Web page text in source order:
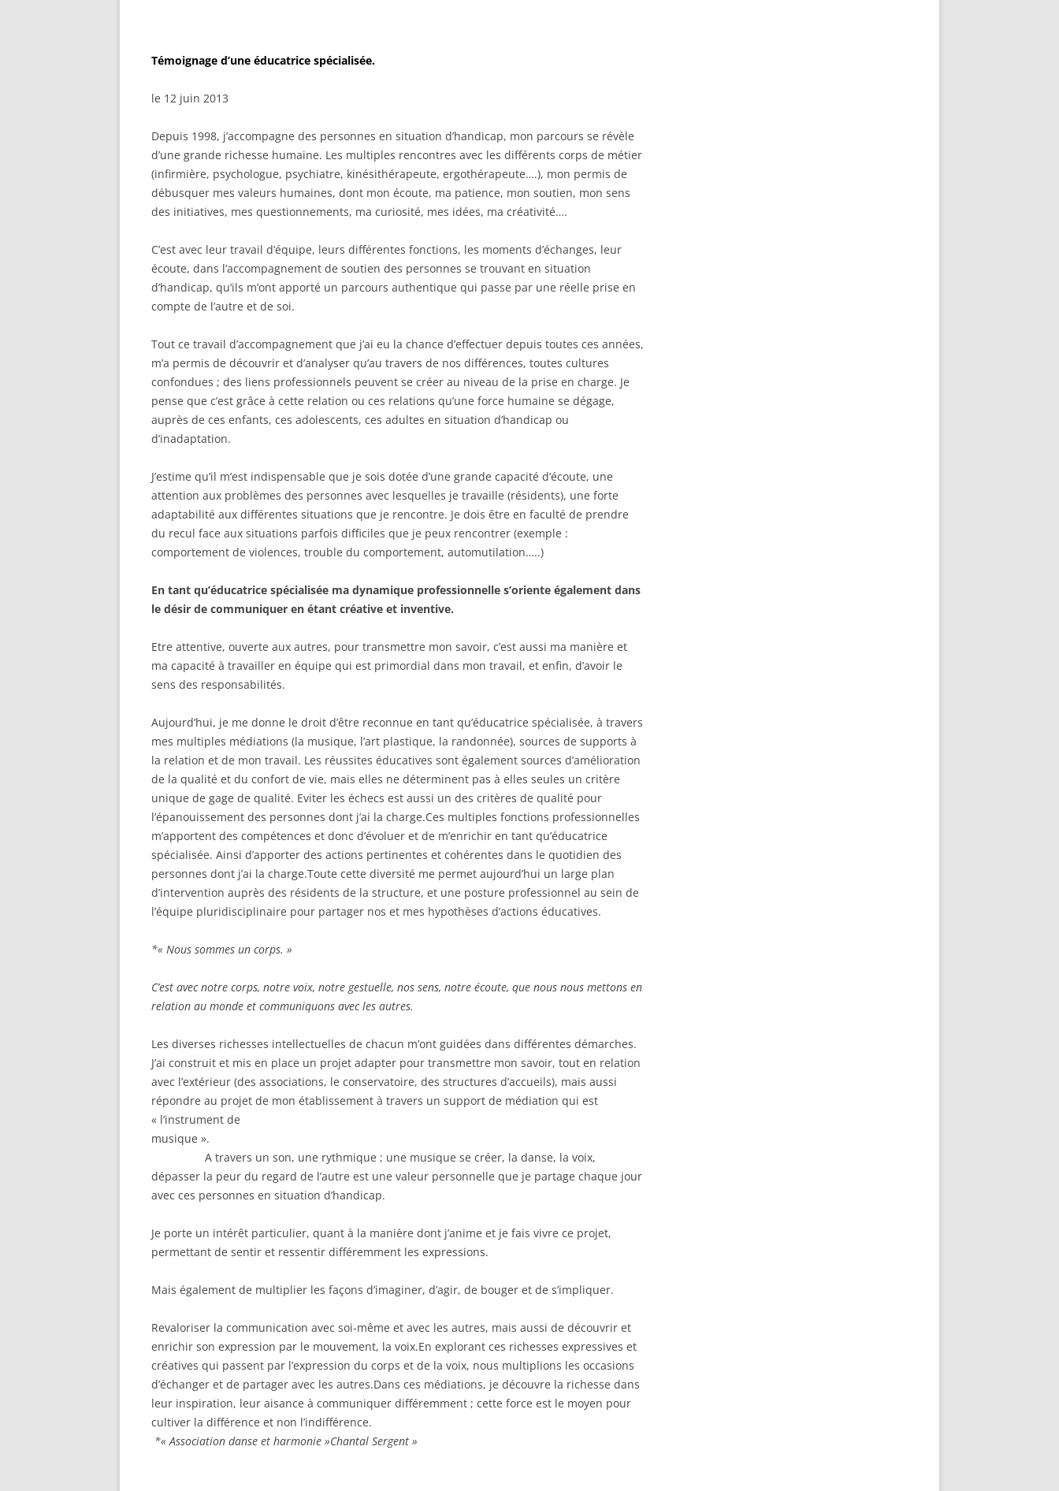
Témoignage d’une éducatrice spécialisée.
le 12 juin 2013
Depuis 1998, j’accompagne des personnes en situation d’handicap, mon parcours se révèle
d’une grande richesse humaine. Les multiples rencontres avec les différents corps de métier
(infirmière, psychologue, psychiatre, kinésithérapeute, ergothérapeute….), mon permis de
débusquer mes valeurs humaines, dont mon écoute, ma patience, mon soutien, mon sens
des initiatives, mes questionnements, ma curiosité, mes idées, ma créativité….
C’est avec leur travail d’équipe, leurs différentes fonctions, les moments d’échanges, leur
écoute, dans l’accompagnement de soutien des personnes se trouvant en situation
d’handicap, qu’ils m’ont apporté un parcours authentique qui passe par une réelle prise en
compte de l’autre et de soi.
Tout ce travail d’accompagnement que j’ai eu la chance d’effectuer depuis toutes ces années,
m’a permis de découvrir et d’analyser qu’au travers de nos différences, toutes cultures
confondues ; des liens professionnels peuvent se créer au niveau de la prise en charge. Je
pense que c’est grâce à cette relation ou ces relations qu’une force humaine se dégage,
auprès de ces enfants, ces adolescents, ces adultes en situation d’handicap ou
d’inadaptation.
J’estime qu’il m’est indispensable que je sois dotée d’une grande capacité d’écoute, une
attention aux problèmes des personnes avec lesquelles je travaille (résidents), une forte
adaptabilité aux différentes situations que je rencontre. Je dois être en faculté de prendre
du recul face aux situations parfois difficiles que je peux rencontrer (exemple :
comportement de violences, trouble du comportement, automutilation…..)
En tant qu’éducatrice spécialisée ma dynamique professionnelle s’oriente également dans
le désir de communiquer en étant créative et inventive.
Etre attentive, ouverte aux autres, pour transmettre mon savoir, c’est aussi ma manière et
ma capacité à travailler en équipe qui est primordial dans mon travail, et enfin, d’avoir le
sens des responsabilités.
Aujourd’hui, je me donne le droit d’être reconnue en tant qu’éducatrice spécialisée, à travers
mes multiples médiations (la musique, l’art plastique, la randonnée), sources de supports à
la relation et de mon travail. Les réussites éducatives sont également sources d’amélioration
de la qualité et du confort de vie, mais elles ne déterminent pas à elles seules un critère
unique de gage de qualité. Eviter les échecs est aussi un des critères de qualité pour
l’épanouissement des personnes dont j’ai la charge.Ces multiples fonctions professionnelles
m’apportent des compétences et donc d’évoluer et de m’enrichir en tant qu’éducatrice
spécialisée. Ainsi d’apporter des actions pertinentes et cohérentes dans le quotidien des
personnes dont j’ai la charge.Toute cette diversité me permet aujourd’hui un large plan
d’intervention auprès des résidents de la structure, et une posture professionnel au sein de
l’équipe pluridisciplinaire pour partager nos et mes hypothèses d’actions éducatives.
*« Nous sommes un corps. »
C’est avec notre corps, notre voix, notre gestuelle, nos sens, notre écoute, que nous nous mettons en
relation au monde et communiquons avec les autres.
Les diverses richesses intellectuelles de chacun m’ont guidées dans différentes démarches.
J’ai construit et mis en place un projet adapter pour transmettre mon savoir, tout en relation
avec l’extérieur (des associations, le conservatoire, des structures d’accueils), mais aussi
répondre au projet de mon établissement à travers un support de médiation qui est
« l’instrument de
musique ».
A travers un son, une rythmique ; une musique se créer, la danse, la voix,
dépasser la peur du regard de l’autre est une valeur personnelle que je partage chaque jour
avec ces personnes en situation d’handicap.
Je porte un intérêt particulier, quant à la manière dont j’anime et je fais vivre ce projet,
permettant de sentir et ressentir différemment les expressions.
Mais également de multiplier les façons d’imaginer, d’agir, de bouger et de s’impliquer.
Revaloriser la communication avec soi-même et avec les autres, mais aussi de découvrir et
enrichir son expression par le mouvement, la voix.En explorant ces richesses expressives et
créatives qui passent par l’expression du corps et de la voix, nous multiplions les occasions
d’échanger et de partager avec les autres.Dans ces médiations, je découvre la richesse dans
leur inspiration, leur aisance à communiquer différemment ; cette force est le moyen pour
cultiver la différence et non l’indifférence.
*« Association danse et harmonie »Chantal Sergent »